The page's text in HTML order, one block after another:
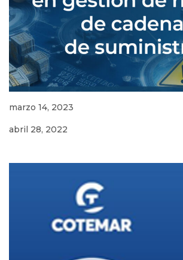
marzo 14, 2023
abril 28, 2022